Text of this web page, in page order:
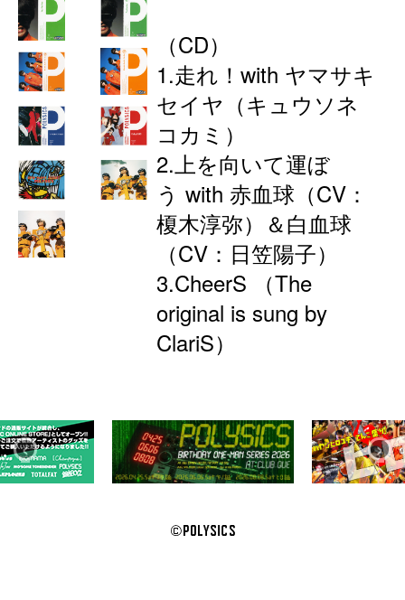
（CD）
1.走れ！with ヤマサキ
セイヤ（キュウソネ
コカミ）
2.上を向いて運ぼ
う with 赤血球（CV：
榎木淳弥）＆白血球
（CV：日笠陽子）
3.CheerS （The
original is sung by
ClariS）
‹ ›